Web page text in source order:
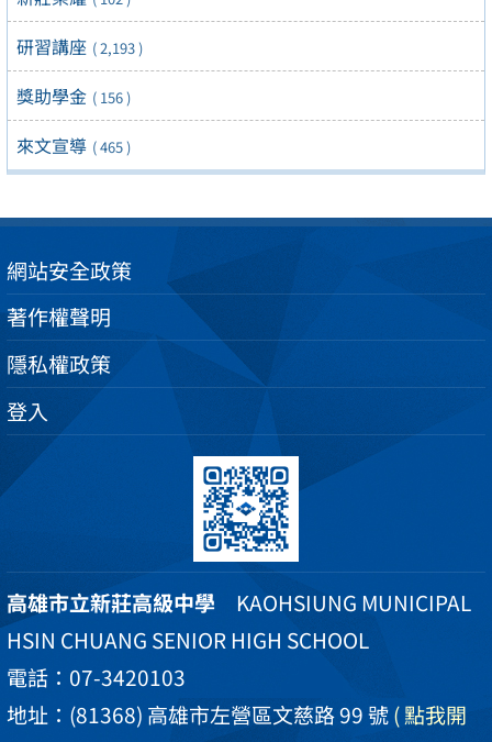
研習講座 ( 2,193 )
獎助學金 ( 156 )
來文宣導 ( 465 )
網站安全政策
著作權聲明
隱私權政策
登入
高雄市立新莊高級中學 KAOHSIUNG MUNICIPAL
HSIN CHUANG SENIOR HIGH SCHOOL
電話：07-3420103
地址：(81368) 高雄市左營區文慈路 99 號( 點我開